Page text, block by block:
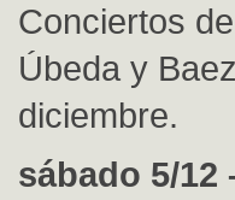
Conciertos
Úbeda y
diciembre.
sábado 5/